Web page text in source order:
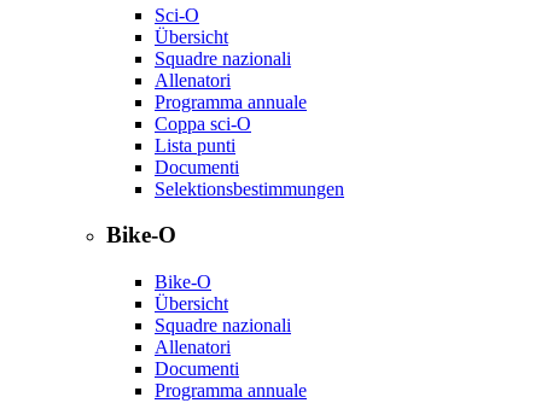
Sci-O
Übersicht
Squadre nazionali
Allenatori
Programma annuale
Coppa sci-O
Lista punti
Documenti
Selektionsbestimmungen
Bike-O
Bike-O
Übersicht
Squadre nazionali
Allenatori
Documenti
Programma annuale